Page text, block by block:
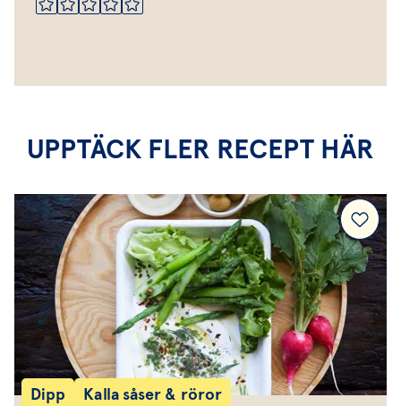
UPPTÄCK FLER RECEPT HÄR
Dipp Kalla såser & röror